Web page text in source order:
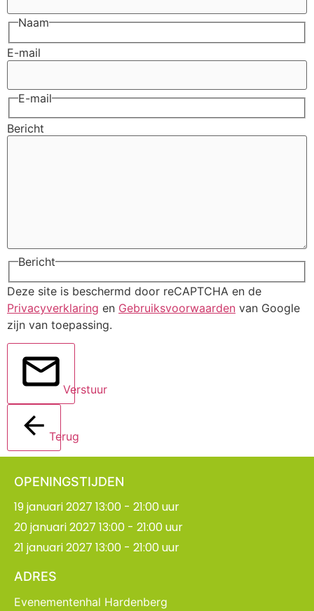
Naam
E-mail
E-mail
Bericht
Bericht
Deze site is beschermd door reCAPTCHA en de
Privacyverklaring en Gebruiksvoorwaarden van Google
zijn van toepassing.
Verstuur
Terug
OPENINGSTIJDEN
19 januari 2027 13:00 - 21:00 uur
20 januari 2027 13:00 - 21:00 uur
21 januari 2027 13:00 - 21:00 uur
ADRES
Evenementenhal Hardenberg